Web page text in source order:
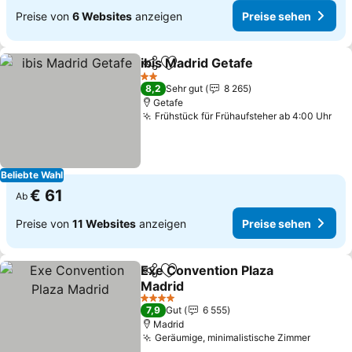
Preise von 6 Websites anzeigen Preise sehen
Beliebte Wahl
TeilenZu Favoriten hinzufügen
ibis Madrid Getafe
2 Sterne
8,2 Sehr gut
8 265
Getafe
Frühstück für Frühaufsteher ab 4:00 Uhr
Ab € 61
Preise von 11 Websites anzeigen Preise sehen
TeilenZu Favoriten hinzufügen
Exe Convention Plaza
Madrid
Preise sehen
4 Sterne
7,9 Gut
6 555
Madrid
Geräumige, minimalistische ZimmerPreise